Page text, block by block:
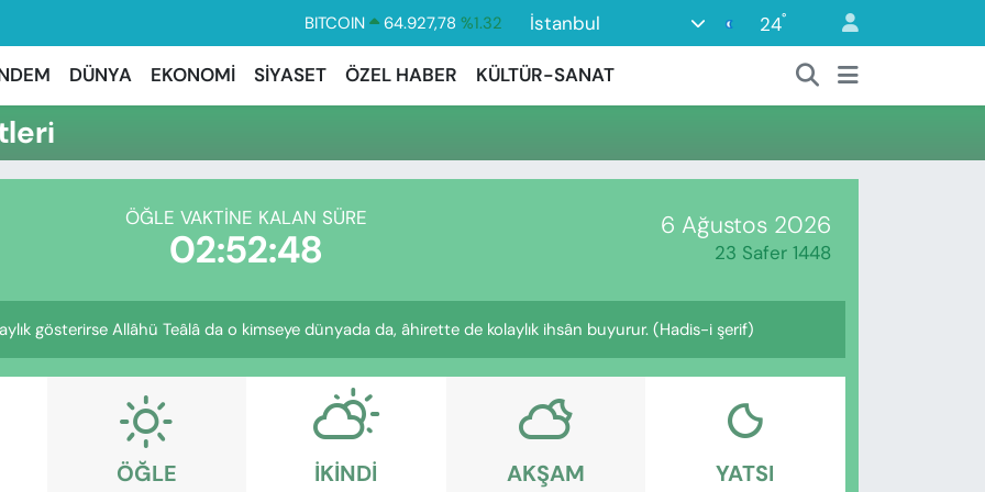
BITCOIN 64.927,78 %1.32
DOLAR
47,5894
%0.08
EURO
55,0398 %-0.02
GRAM ALTIN
6527.85 %0.54
BİST100
İstanbul 24°
DÜNYA EKONOMİ SİYASET ÖZEL HABER KÜLTÜR-SANAT
ÖĞLE VAKTINE KALAN SÜRE
02:52:47 6 Ağustos 2026
23 Safer 1448
gösterirse Allâhü Teâlâ da o kimseye dünyada da, âhirette de kolaylık ihsân buyurur. (Hadis-i şerif)
ÖĞLE İKINDI AKŞAM YATSI